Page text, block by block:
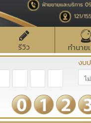
รีวิว
ทำนาย
งบ